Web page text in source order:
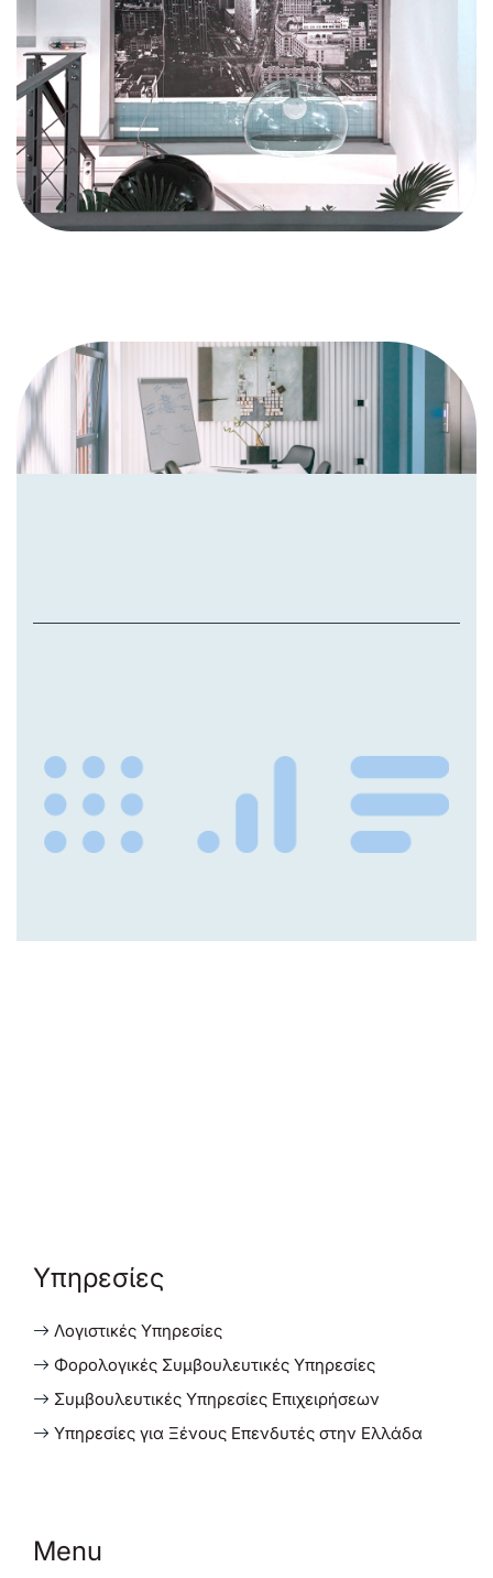
Υπηρεσίες
Λογιστικές Υπηρεσίες
Φορολογικές Συμβουλευτικές Υπηρεσίες
Συμβουλευτικές Υπηρεσίες Επιχειρήσεων
Υπηρεσίες για Ξένους Επενδυτές στην Ελλάδα
Menu